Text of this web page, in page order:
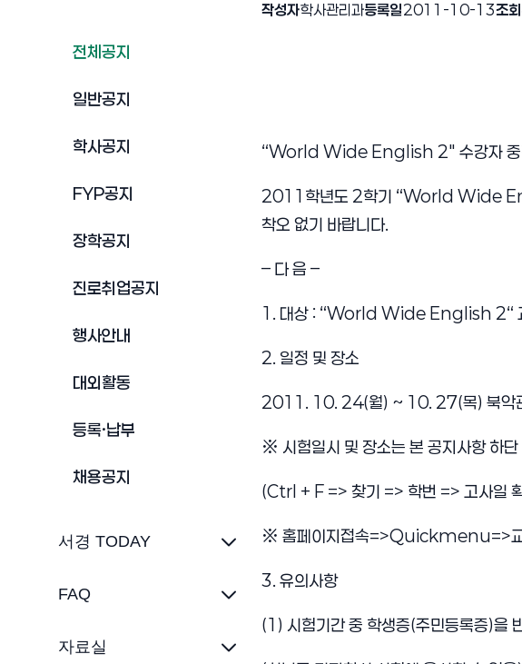
전체공지
일반공지
학사공지
FYP공지
장학공지
진로취업공지
행사안내
대외활동
등록·납부
채용공지
서경 TODAY
FAQ
자료실
작성자학사관리과등록일2011-10-13조
“World Wide English 2″ 수강자 중
2011학년도 2학기 “World Wide
착오 없기 바랍니다.
– 다 음 –
1. 대상 : “World Wide English 2“
2. 일정 및 장소
2011. 10. 24(월) ~ 10. 27(목) 북악
※ 시험일시 및 장소는 본 공지사항 하
(Ctrl + F => 찾기 => 학번 => 고사일
※ 홈페이지접속=>Quickmenu=>
3. 유의사항
(1) 시험기간 중 학생증(주민등록증)을